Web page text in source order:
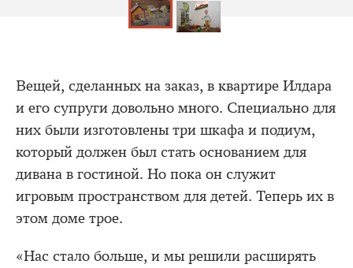
Вещей, сделанных на заказ, в квартире Илдара
и его супруги довольно много. Специально для
них были изготовлены три шкафа и подиум,
который должен был стать основанием для
дивана в гостиной. Но пока он служит
игровым пространством для детей. Теперь их в
этом доме трое.
«Нас стало больше, и мы решили расширять